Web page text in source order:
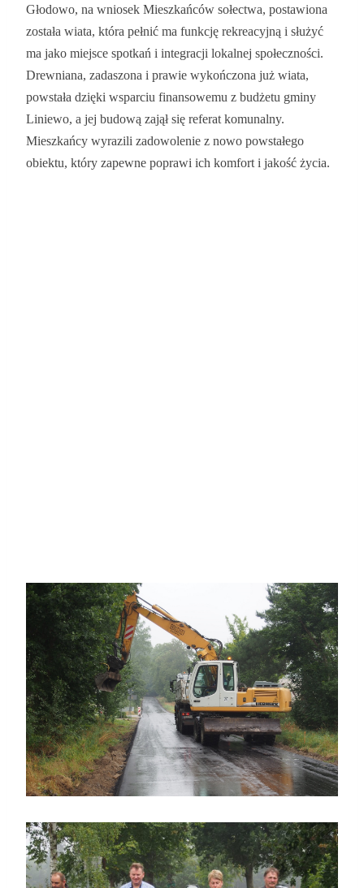
Głodowo, na wniosek Mieszkańców sołectwa, postawiona
została wiata, która pełnić ma funkcję rekreacyjną i służyć
ma jako miejsce spotkań i integracji lokalnej społeczności.
Drewniana, zadaszona i prawie wykończona już wiata,
powstała dzięki wsparciu finansowemu z budżetu gminy
Liniewo, a jej budową zajął się referat komunalny.
Mieszkańcy wyrazili zadowolenie z nowo powstałego
obiektu, który zapewne poprawi ich komfort i jakość życia.